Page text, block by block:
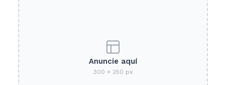
Anuncie aquí
300 × 250 px